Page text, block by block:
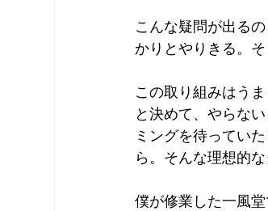
こんな疑問が出る
かりとやりきる。
この取り組みはう
と決めて、やらな
ミングを待ってい
ら。そんな理想的
僕が修業した一風